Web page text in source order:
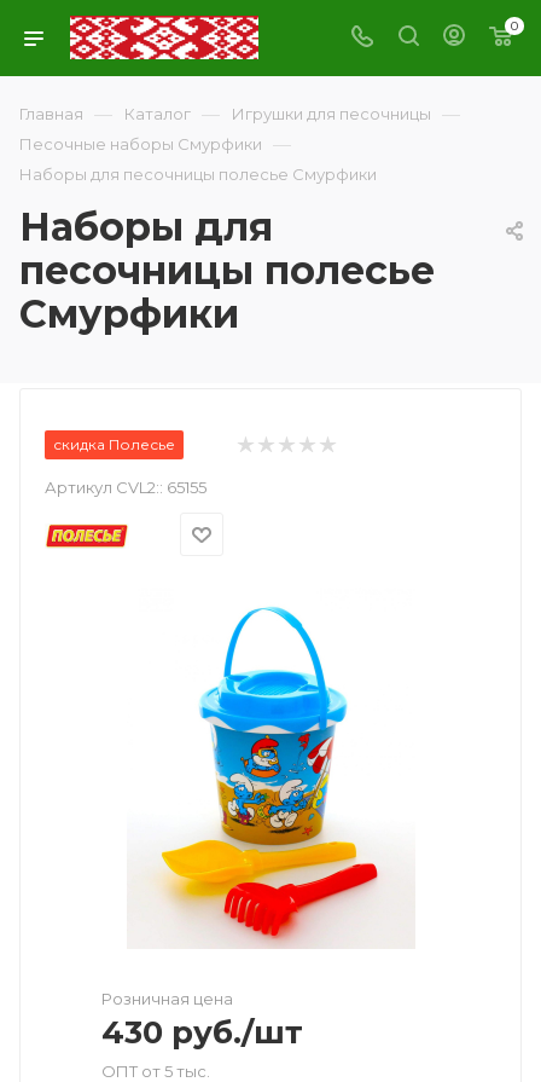
0
Главная — Каталог — Игрушки для песочницы —
Песочные наборы Смурфики —
Наборы для песочницы полесье Смурфики
Наборы для
песочницы полесье
Смурфики
скидка Полесье
Артикул CVL2:: 65155
Розничная цена
430 руб./шт
ОПТ от 5 тыс.